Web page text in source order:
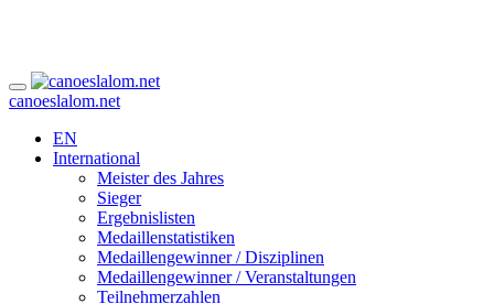
canoeslalom.net
EN
International
Meister des Jahres
Sieger
Ergebnislisten
Medaillenstatistiken
Medaillengewinner / Disziplinen
Medaillengewinner / Veranstaltungen
Teilnehmerzahlen